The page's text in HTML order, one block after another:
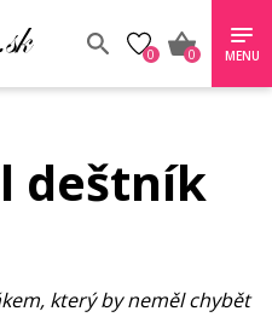
0 0 MENU
deštník
který by neměl chybět